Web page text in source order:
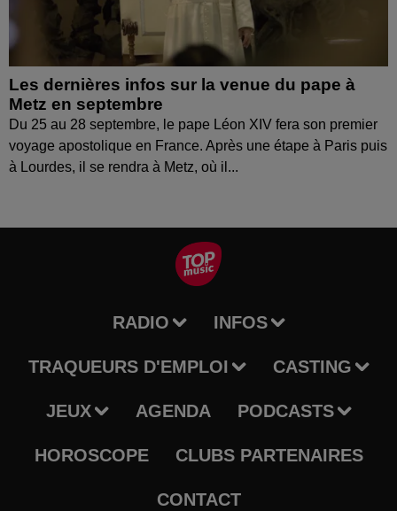
Les dernières infos sur la venue du pape à
Metz en septembre
Du 25 au 28 septembre, le pape Léon XIV fera son premier
voyage apostolique en France. Après une étape à Paris puis
à Lourdes, il se rendra à Metz, où il...
RADIO INFOS
TRAQUEURS D'EMPLOI CASTING
JEUX AGENDA PODCASTS
HOROSCOPE CLUBS PARTENAIRES
CONTACT